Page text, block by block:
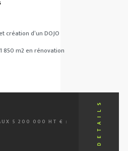
création d’un DOJO
850 m2 en rénovation
5 200 000 HT € :